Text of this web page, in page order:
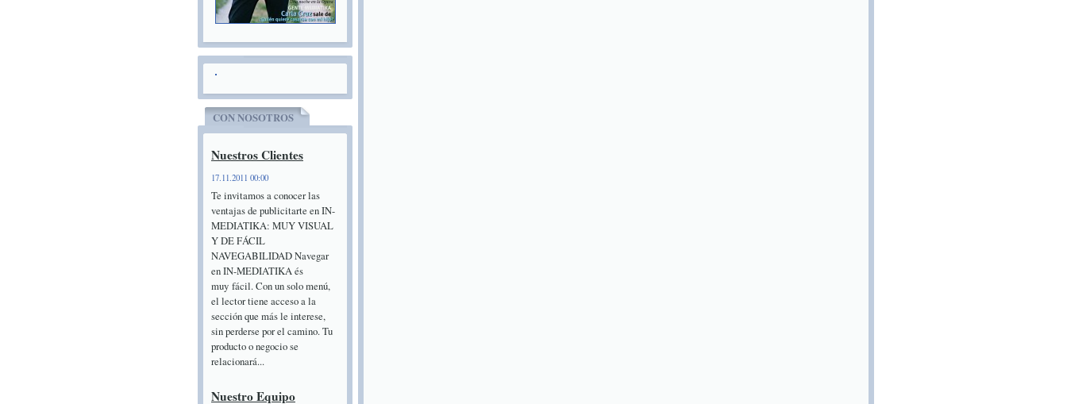
CON NOSOTROS
Nuestros Clientes
17.11.2011 00:00
Te invitamos a conocer las
ventajas de publicitarte en IN-
MEDIATIKA: MUY VISUAL
Y DE FÁCIL
NAVEGABILIDAD Navegar
en IN-MEDIATIKA és
muy fácil. Con un solo menú,
el lector tiene acceso a la
sección que más le interese,
sin perderse por el camino. Tu
producto o negocio se
relacionará...
Nuestro Equipo